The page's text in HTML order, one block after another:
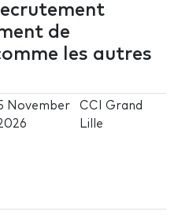
de
les autres
November
CCI Grand
Lille